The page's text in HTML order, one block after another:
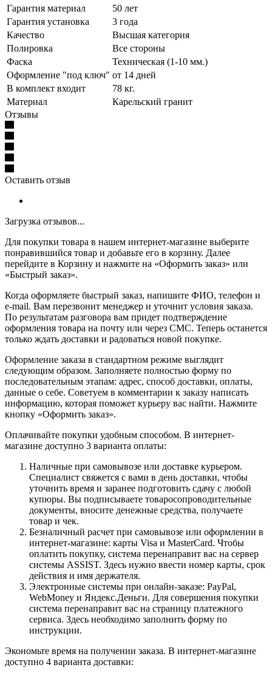
Гарантия материал
50 лет
Гарантия установка
3 года
Качество
Высшая категория
Полировка
Все стороны
Фаска
Техническая (1-10 мм.)
Оформление "под ключ" от 14 дней
В комплект входит
78 кг.
Материал
Карельский гранит
Отзывы
Оставить отзыв
Загрузка отзывов...
Для покупки товара в нашем интернет-магазине выберите
понравившийся товар и добавьте его в корзину. Далее
перейдите в Корзину и нажмите на «Оформить заказ» или
«Быстрый заказ».
Когда оформляете быстрый заказ, напишите ФИО, телефон и
e-mail. Вам перезвонит менеджер и уточнит условия заказа.
По результатам разговора вам придет подтверждение
оформления товара на почту или через СМС. Теперь останется
только ждать доставки и радоваться новой покупке.
Оформление заказа в стандартном режиме выглядит
следующим образом. Заполняете полностью форму по
последовательным этапам: адрес, способ доставки, оплаты,
данные о себе. Советуем в комментарии к заказу написать
информацию, которая поможет курьеру вас найти. Нажмите
кнопку «Оформить заказ».
Оплачивайте покупки удобным способом. В интернет-
магазине доступно 3 варианта оплаты:
Наличные при самовывозе или доставке курьером.
Специалист свяжется с вами в день доставки, чтобы
уточнить время и заранее подготовить сдачу с любой
купюры. Вы подписываете товаросопроводительные
документы, вносите денежные средства, получаете
товар и чек.
Безналичный расчет при самовывозе или оформлении в
интернет-магазине: карты Visa и MasterCard. Чтобы
оплатить покупку, система перенаправит вас на сервер
системы ASSIST. Здесь нужно ввести номер карты, срок
действия и имя держателя.
Электронные системы при онлайн-заказе: PayPal,
WebMoney и Яндекс.Деньги. Для совершения покупки
система перенаправит вас на страницу платежного
сервиса. Здесь необходимо заполнить форму по
инструкции.
Экономьте время на получении заказа. В интернет-магазине
доступно 4 варианта доставки: